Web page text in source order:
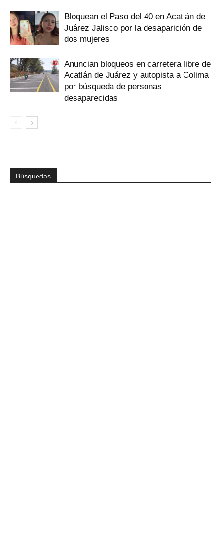
Bloquean el Paso del 40 en Acatlán de
Juárez Jalisco por la desaparición de
dos mujeres
Anuncian bloqueos en carretera libre de
Acatlán de Juárez y autopista a Colima
por búsqueda de personas
desaparecidas
Búsquedas